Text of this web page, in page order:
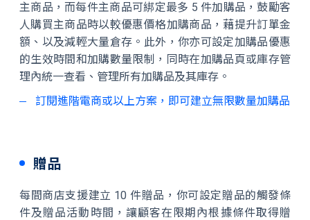
主商品，而每件主商品可綁定最多 5 件加購品，鼓勵客
人購買主商品時以較優惠價格加購商品，藉提升訂單金
額、以及減輕大量倉存。此外，你亦可設定加購品優惠
的生效時間和加購數量限制，同時在加購品頁或庫存管
理內統一查看、管理所有加購品及其庫存。
訂閱進階電商或以上方案，即可建立無限數量加購品
贈品
每間商店支援建立 10 件贈品，你可設定贈品的觸發條
件及贈品活動時間，讓顧客在限期內根據條件取得贈